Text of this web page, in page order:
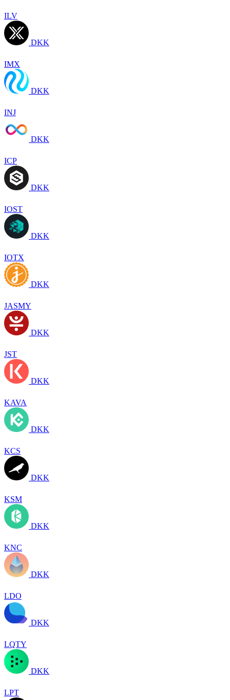
ILV
DKK
IMX
DKK
INJ
DKK
ICP
DKK
IOST
DKK
IOTX
DKK
JASMY
DKK
JST
DKK
KAVA
DKK
KCS
DKK
KSM
DKK
KNC
DKK
LDO
DKK
LQTY
DKK
LPT